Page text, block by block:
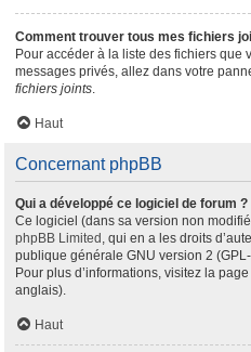
Comment trouver tous mes fichiers
Pour accéder à la liste des fichiers que
messages privés, allez dans votre
fichiers joints.
Haut
Concernant phpBB
Qui a développé ce logiciel de forum ?
Ce logiciel (dans sa version non
phpBB Limited , qui en a les droits
publique générale GNU version 2
Pour plus d’informations, visitez la page
anglais).
Haut